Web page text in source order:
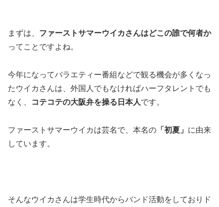
まずは、 ファーストサマーウイカさんはどこの誰で何者か
ってことですよね。
今年になってバラエティー番組などで観る機会が多くなっ
たウイカさんは、外国人でもなければハーフタレントでも
なく、
コテコテの大阪弁を操る日本人です。
ファーストサマーウイカは芸名で、本名の 「初夏」 に由来
しています。
そんなウイカさんは学生時代からバンド活動をしておりド